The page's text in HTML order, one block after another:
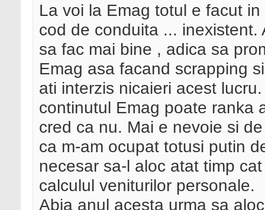
La voi la Emag totul e facut
cod de conduita ...
sa fac mai bine , adica sa
Emag asa facand scrapping
ati interzis nicaieri acest
continutul Emag poate ranka
cred ca nu. Mai e nevoie si
ca m-am ocupat totusi putin
necesar sa-l aloc atat timp
calculul veniturilor personale.
Abia anul acesta urma sa